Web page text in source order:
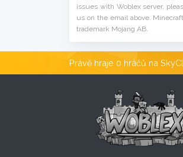
issues with Woblex server,
us on the email above.
trademark Mojang AB.
Právě hraje 0 hráčů na